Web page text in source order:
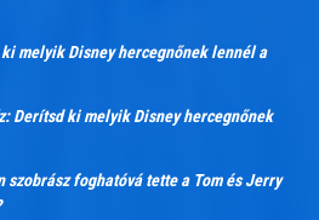
melyik Disney hercegnőnek lennél a
Derítsd ki melyik Disney hercegnőnek
szobrász foghatóvá tette a Tom és Jerry